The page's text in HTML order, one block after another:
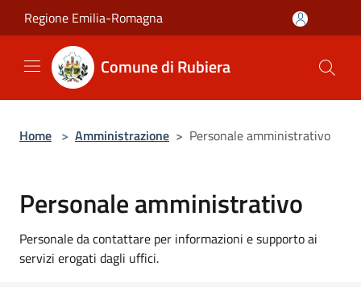
Salta al contenuto principale
Regione Emilia-Romagna
Comune di Rubiera
Home > Amministrazione > Personale amministrativo
Personale amministrativo
Personale da contattare per informazioni e supporto ai
servizi erogati dagli uffici.